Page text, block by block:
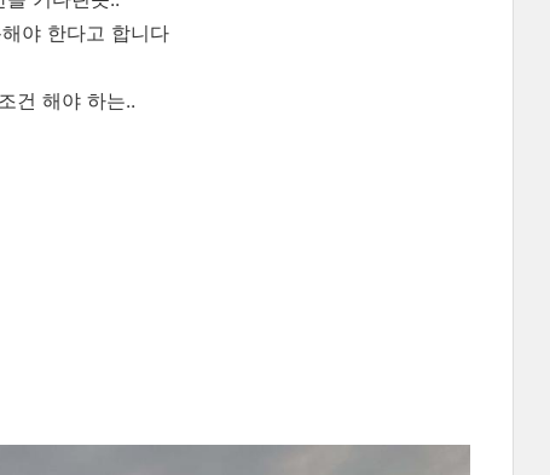
야 한다고 합니다
건 해야 하는..